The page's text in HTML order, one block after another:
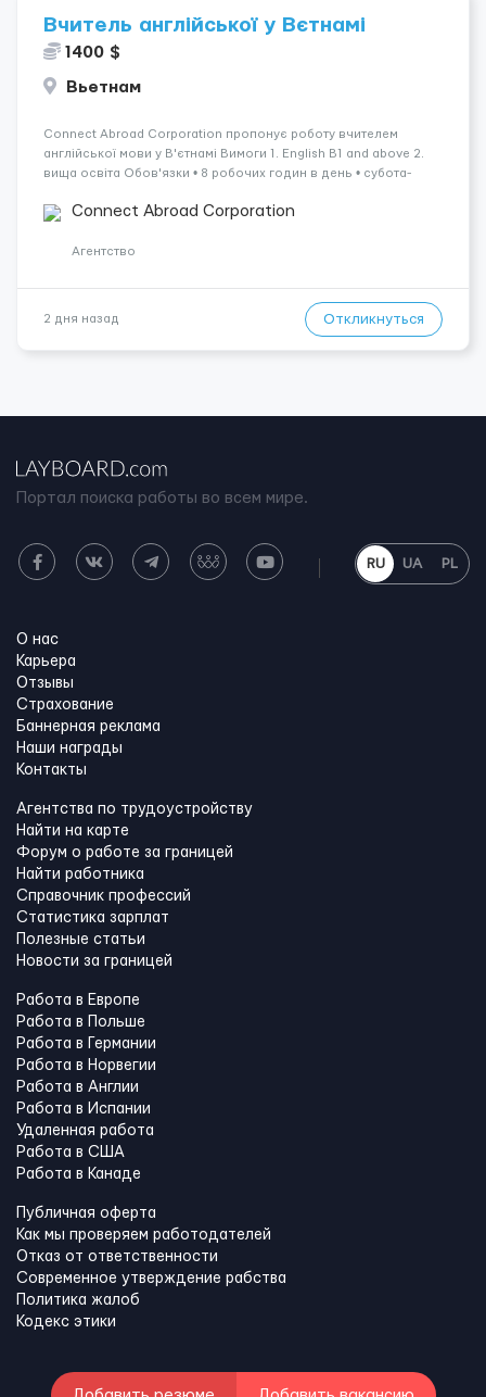
Вчитель англійської у Вєтнамі
1400 $
Вьетнам
Connect Abroad Corporation пропонує роботу вчителем
англійської мови у В'єтнамі Вимоги 1. English B1 and above 2.
вища освіта Обов'язки • 8 робочих годин в день • субота-
доларів н...
Connect Abroad Corporation
Агентство
2 дня назад Откликнуться
Портал поиска работы во всем мире.
RU UA PL
О нас
Карьера
Отзывы
Страхование
Баннерная реклама
Наши награды
Контакты
Агентства по трудоустройству
Найти на карте
Форум о работе за границей
Найти работника
Справочник профессий
Статистика зарплат
Полезные статьи
Новости за границей
Работа в Европе
Работа в Польше
Работа в Германии
Работа в Норвегии
Работа в Англии
Работа в Испании
Удаленная работа
Работа в США
Работа в Канадe
Публичная оферта
Как мы проверяем работодателей
Отказ от ответственности
Современное утверждение рабства
Политика жалоб
Кодекс этики